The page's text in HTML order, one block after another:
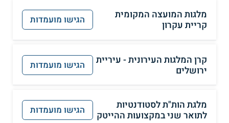
מלגות המועצה המקומית
קריית עקרון
הגישו מועמדות
קרן המלגות העירונית - עיריית
ירושלים
הגישו מועמדות
מלגת הות"ת לסטודנטיות
לתואר שני במקצועות ההייטק
הגישו מועמדות